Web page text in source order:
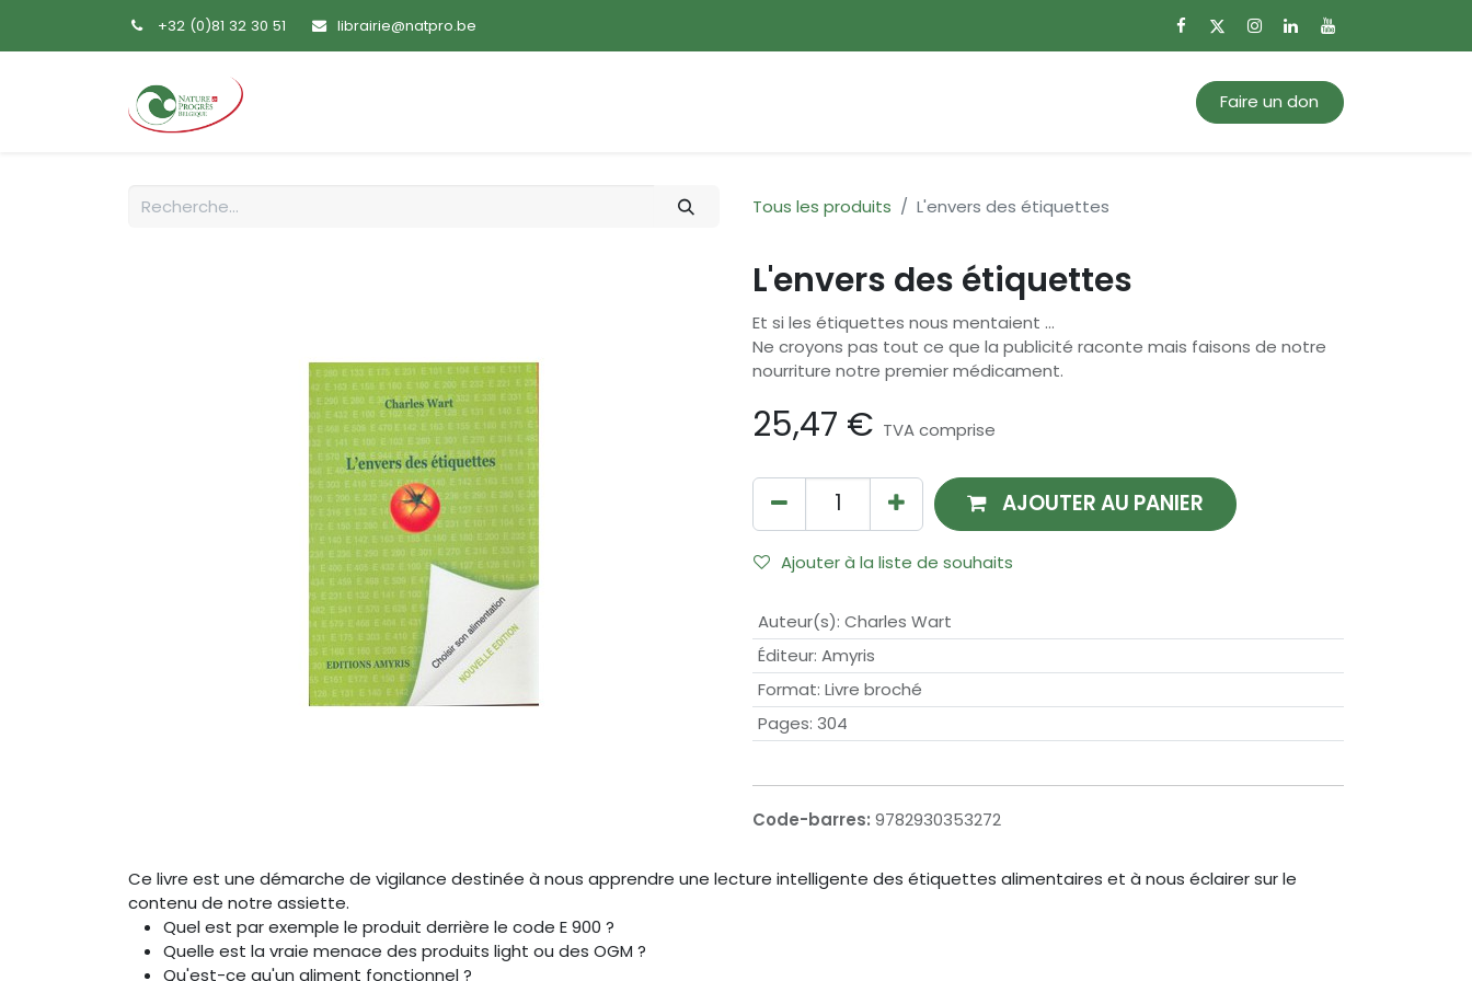
+32 (0)81 32 30 51 librairie@natpro.be
Faire un don
Tous les produits L'envers des étiquettes
L'envers des étiquettes
Et si les étiquettes nous mentaient …
Ne croyons pas tout ce que la publicité raconte mais faisons de notre
nourriture notre premier médicament.
25,47 € TVA comprise
AJOUTER AU PANIER
Ajouter à la liste de souhaits
Auteur(s): Charles Wart
Éditeur: Amyris
Format: Livre broché
Pages: 304
Code-barres: 9782930353272
Ce livre est une démarche de vigilance destinée à nous apprendre une lecture intelligente des étiquettes alimentaires et à nous éclairer sur le
contenu de notre assiette.
Quel est par exemple le produit derrière le code E 900 ?
Quelle est la vraie menace des produits light ou des OGM ?
Qu'est-ce qu'un aliment fonctionnel ?